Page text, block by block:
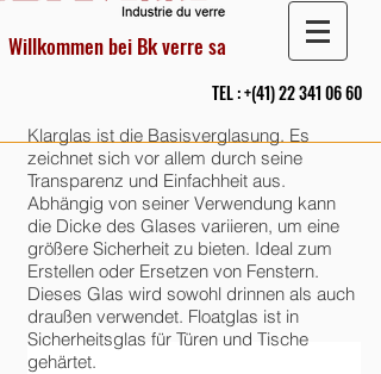
Willkommen bei Bk verre sa
TEL : +(41)22 341 06 60
Klarglas ist die Basisverglasung. Es
zeichnet sich vor allem durch seine
Transparenz und Einfachheit aus.
Abhängig von seiner Verwendung kann
die Dicke des Glases variieren, um eine
größere Sicherheit zu bieten. Ideal zum
Erstellen oder Ersetzen von Fenstern.
Dieses Glas wird sowohl drinnen als auch
draußen verwendet. Floatglas ist in
Sicherheitsglas für Türen und Tische
gehärtet.